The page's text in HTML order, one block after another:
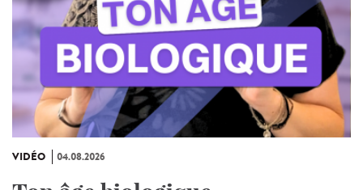
VIDÉO 04.08.2026